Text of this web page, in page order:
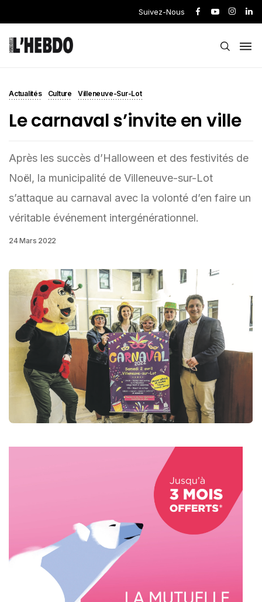
Suivez-Nous
Actualités Culture Villeneuve-Sur-Lot
Le carnaval s’invite en ville
Après les succès d’Halloween et des festivités de
Noël, la municipalité de Villeneuve-sur-Lot
s’attaque au carnaval avec la volonté d’en faire un
véritable événement intergénérationnel.
24 Mars 2022